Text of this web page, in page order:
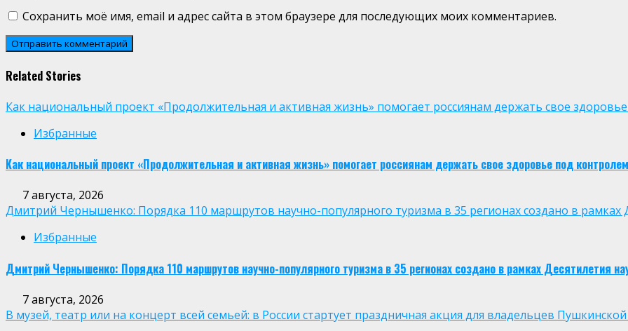
Сохранить моё имя, email и адрес сайта в этом браузере для последующих моих комментариев.
Related Stories
Как национальный проект «Продолжительная и активная жизнь» помогает россиянам держать свое
Избранные
Как национальный проект «Продолжительная и активная жизнь» помогает россиянам держать свое здоровье под контролем
7 августа, 2026
Дмитрий Чернышенко: Порядка 110 маршрутов научно-популярного туризма в 35 регионах создано в рамках
Избранные
Дмитрий Чернышенко: Порядка 110 маршрутов научно-популярного туризма в 35 регионах создано в рамках Десятилетия
7 августа, 2026
В музей, театр или на концерт всей семьей: в России стартует праздничная акция для владельцев